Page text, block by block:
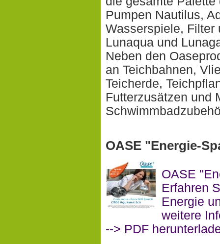
Pumpen Nautilus,
Wasserspiele, Filter
Lunaqua und
Neben den
an Teichbahnen,
Teicherde,
Futterzusätzen und
OASE "Energie-
OASE
Erfahren
Energie
weitere
--> PDF